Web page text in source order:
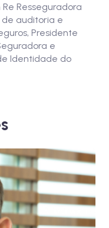
Resseguradora
de auditoria e
Presidente
e
Identidade do